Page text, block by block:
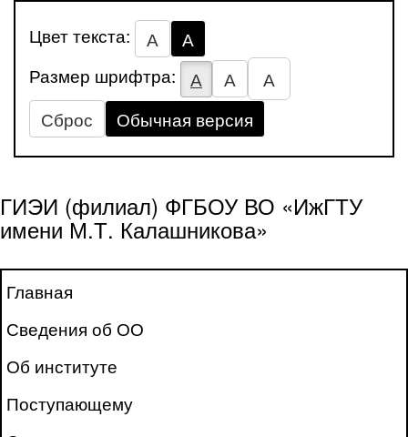
Цвет текста: А
А
Размер шрифтра:
А А
А
Сброс
Обычная версия
ГИЭИ (филиал) ФГБОУ ВО «ИжГТУ
имени М.Т. Калашникова»
Главная
Сведения об ОО
Об институте
Поступающему